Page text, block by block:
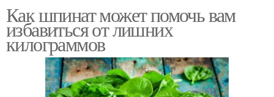
Как шпинат может помочь вам
избавиться от лишних
килограммов